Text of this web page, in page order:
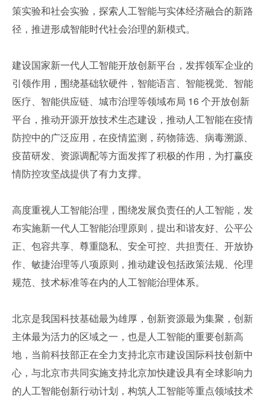
策实验和社会实验，探索人工智能与实体经济融合的新路
径，推进形成智能时代社会治理的新模式。
建设国家新一代人工智能开放创新平台，发挥领军企业的
引领作用，围绕基础软硬件，智能语言、智能视觉、智能
医疗、智能供应链、城市治理等领域布局 16 个开放创新
平台，推动开源开放技术生态建设，推动人工智能在疫情
防控中的广泛应用，在疫情监测，药物筛选、病毒溯源、
疫苗研发、资源调配等方面发挥了积极的作用，为打赢疫
情防控攻坚战提供了有力支撑。
高度重视人工智能治理，围绕发展负责任的人工智能，发
布实施新一代人工智能治理原则，提出和谐友好、公平公
正、包容共享、尊重隐私、安全可控、共担责任、开放协
作、敏捷治理等八项原则，推动建设包括政策法规、伦理
规范、技术标准等在内的人工智能治理体系。
北京是我国科技基础最为雄厚，创新资源最为集聚，创新
主体最为活力的区域之一，也是人工智能的重要创新高
地，当前科技部正在全力支持北京市建设国际科技创新中
心，与北京市共同实施支持北京加快建设具有全球影响力
的人工智能创新行动计划，构筑人工智能等重点领域技术